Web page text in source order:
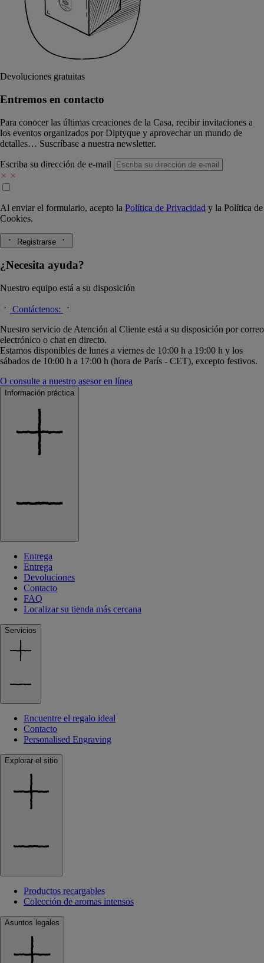
Devoluciones gratuitas
Entremos en contacto
Para conocer las últimas creaciones de la Casa, recibir invitaciones a
los eventos organizados por Diptyque y aprovechar un mundo de
detalles… Suscríbase a nuestra newsletter.
Escriba su dirección de e-mail
Al enviar el formulario, acepto la Política de Privacidad y la Política de
Cookies.
Registrarse
¿Necesita ayuda?
Nuestro equipo está a su disposición
Contáctenos:
Nuestro servicio de Atención al Cliente está a su disposición por correo
electrónico o chat en directo.
Estamos disponibles de lunes a viernes de 10:00 h a 19:00 h y los
sábados de 10:00 h a 17:00 h (hora de París - CET), excepto festivos.
O consulte a nuestro asesor en línea
Información práctica
Entrega
Entrega
Devoluciones
Contacto
FAQ
Localizar su tienda más cercana
Servicios
Encuentre el regalo ideal
Contacto
Personalised Engraving
Explorar el sitio
Productos recargables
Colección de aromas intensos
Asuntos legales